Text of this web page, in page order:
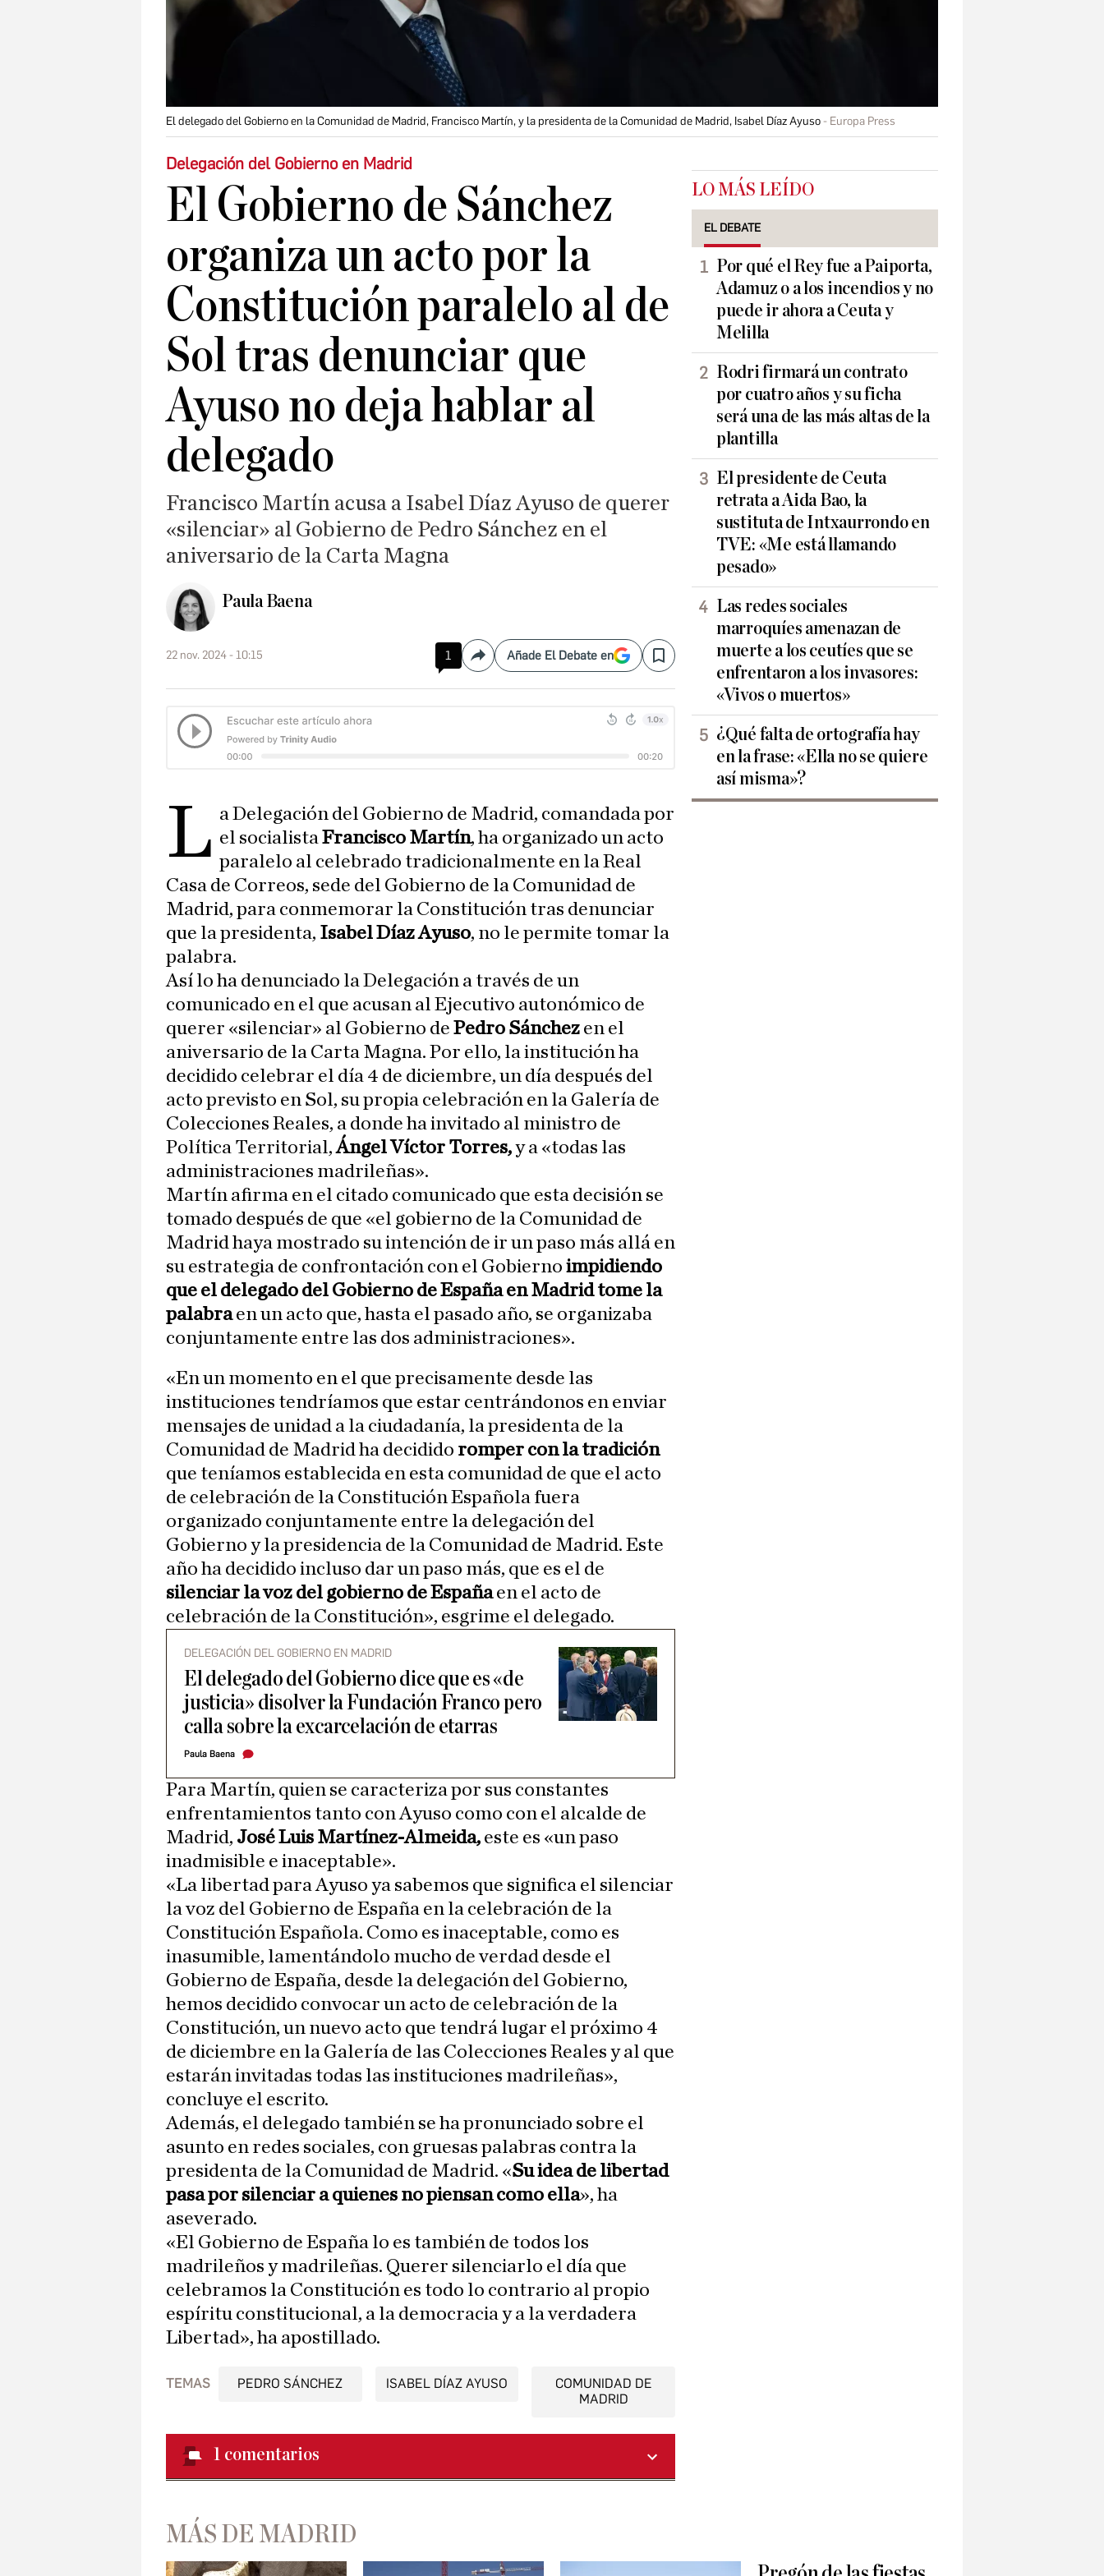
El delegado del Gobierno en la Comunidad de Madrid, Francisco Martín, y la presidenta de la Comunidad de Madrid, Isabel Díaz Ayuso Europa Press
Delegación del Gobierno en Madrid
El Gobierno de Sánchez
organiza un acto por la
Constitución paralelo al de
Sol tras denunciar que
Ayuso no deja hablar al
delegado
Francisco Martín acusa a Isabel Díaz Ayuso de querer
«silenciar» al Gobierno de Pedro Sánchez en el
aniversario de la Carta Magna
Paula Baena
22 nov. 2024 - 10:15 1 CompartirAñade El Debate en Save
L a Delegación del Gobierno de Madrid, comandada por
el socialistaFrancisco Martín, ha organizado un acto
paralelo al celebrado tradicionalmente en la Real
Casa de Correos, sede del Gobierno de la Comunidad de
Madrid, para conmemorar la Constitución tras denunciar
que la presidenta, Isabel Díaz Ayuso, no le permite tomar la
palabra.
Así lo ha denunciado la Delegación a través de un
comunicado en el que acusan al Ejecutivo autonómico de
querer «silenciar» al Gobierno de Pedro Sánchez en el
aniversario de la Carta Magna. Por ello, la institución ha
decidido celebrar el día 4 de diciembre, un día después del
acto previsto en Sol, su propia celebración en la Galería de
Colecciones Reales, a donde ha invitado al ministro de
Política Territorial,Ángel Víctor Torres,y a «todas las
administraciones madrileñas».
Martín afirma en el citado comunicado que esta decisión se
tomado después de que «el gobierno de la Comunidad de
Madrid haya mostrado su intención de ir un paso más allá en
su estrategia de confrontación con el Gobierno impidiendo
que el delegado del Gobierno de España en Madrid tome la
palabraen un acto que, hasta el pasado año, se organizaba
conjuntamente entre las dos administraciones».
«En un momento en el que precisamente desde las
instituciones tendríamos que estar centrándonos en enviar
mensajes de unidad a la ciudadanía, la presidenta de la
Comunidad de Madrid ha decidido romper con la tradición
que teníamos establecida en esta comunidad de que el acto
de celebración de la Constitución Española fuera
organizado conjuntamente entre la delegación del
Gobierno y la presidencia de la Comunidad de Madrid. Este
año ha decidido incluso dar un paso más, que es el de
silenciar la voz del gobierno de Españaen el acto de
celebración de la Constitución», esgrime el delegado.
DELEGACIÓN DEL GOBIERNO EN MADRID
El delegado del Gobierno dice que es «de
justicia» disolver la Fundación Franco pero
calla sobre la excarcelación de etarras
Paula Baena
Para Martín, quien se caracteriza por sus constantes
enfrentamientos tanto con Ayuso como con el alcalde de
Madrid, José Luis Martínez-Almeida, este es «un paso
inadmisible e inaceptable».
«La libertad para Ayuso ya sabemos que significa el silenciar
la voz del Gobierno de España en la celebración de la
Constitución Española. Como es inaceptable, como es
inasumible, lamentándolo mucho de verdad desde el
Gobierno de España, desde la delegación del Gobierno,
hemos decidido convocar un acto de celebración de la
Constitución, un nuevo acto que tendrá lugar el próximo 4
de diciembre en la Galería de las Colecciones Reales y al que
estarán invitadas todas las instituciones madrileñas»,
concluye el escrito.
Además, el delegado también se ha pronunciado sobre el
asunto en redes sociales, con gruesas palabras contra la
presidenta de la Comunidad de Madrid. «Su idea de libertad
pasa por silenciar a quienes no piensan como ella», ha
aseverado.
«El Gobierno de España lo es también de todos los
madrileños y madrileñas. Querer silenciarlo el día que
celebramos la Constitución es todo lo contrario al propio
espíritu constitucional, a la democracia y a la verdadera
Libertad», ha apostillado.
TEMAS PEDRO SÁNCHEZ ISABEL DÍAZ AYUSO
COMUNIDAD DE
MADRID
1 comentarios
LO MÁS LEÍDO
EL DEBATE
Por qué el Rey fue a Paiporta,
Adamuz o a los incendios y no
puede ir ahora a Ceuta y
Melilla
Rodri firmará un contrato
por cuatro años y su ficha
será una de las más altas de la
plantilla
El presidente de Ceuta
retrata a Aida Bao, la
sustituta de Intxaurrondo en
TVE: «Me está llamando
pesado»
Las redes sociales
marroquíes amenazan de
muerte a los ceutíes que se
enfrentaron a los invasores:
«Vivos o muertos»
¿Qué falta de ortografía hay
en la frase: «Ella no se quiere
así misma»?
MÁS DE MADRID